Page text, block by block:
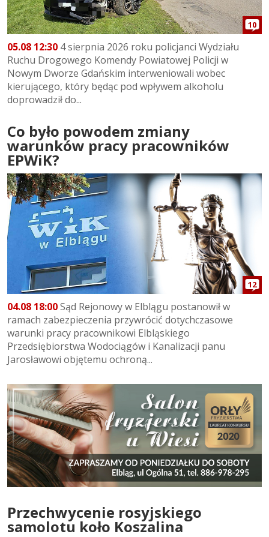
10
05.08 12:30 4 sierpnia 2026 roku policjanci Wydziału
Ruchu Drogowego Komendy Powiatowej Policji w
Nowym Dworze Gdańskim interweniowali wobec
kierującego, który będąc pod wpływem alkoholu
doprowadził do...
Co było powodem zmiany
warunków pracy pracowników
EPWiK?
12
04.08 18:00Sąd Rejonowy w Elblągu postanowił w
ramach zabezpieczenia przywrócić dotychczasowe
warunki pracy pracownikowi Elbląskiego
Przedsiębiorstwa Wodociągów i Kanalizacji panu
Jarosławowi objętemu ochroną...
Przechwycenie rosyjskiego
samolotu koło Koszalina